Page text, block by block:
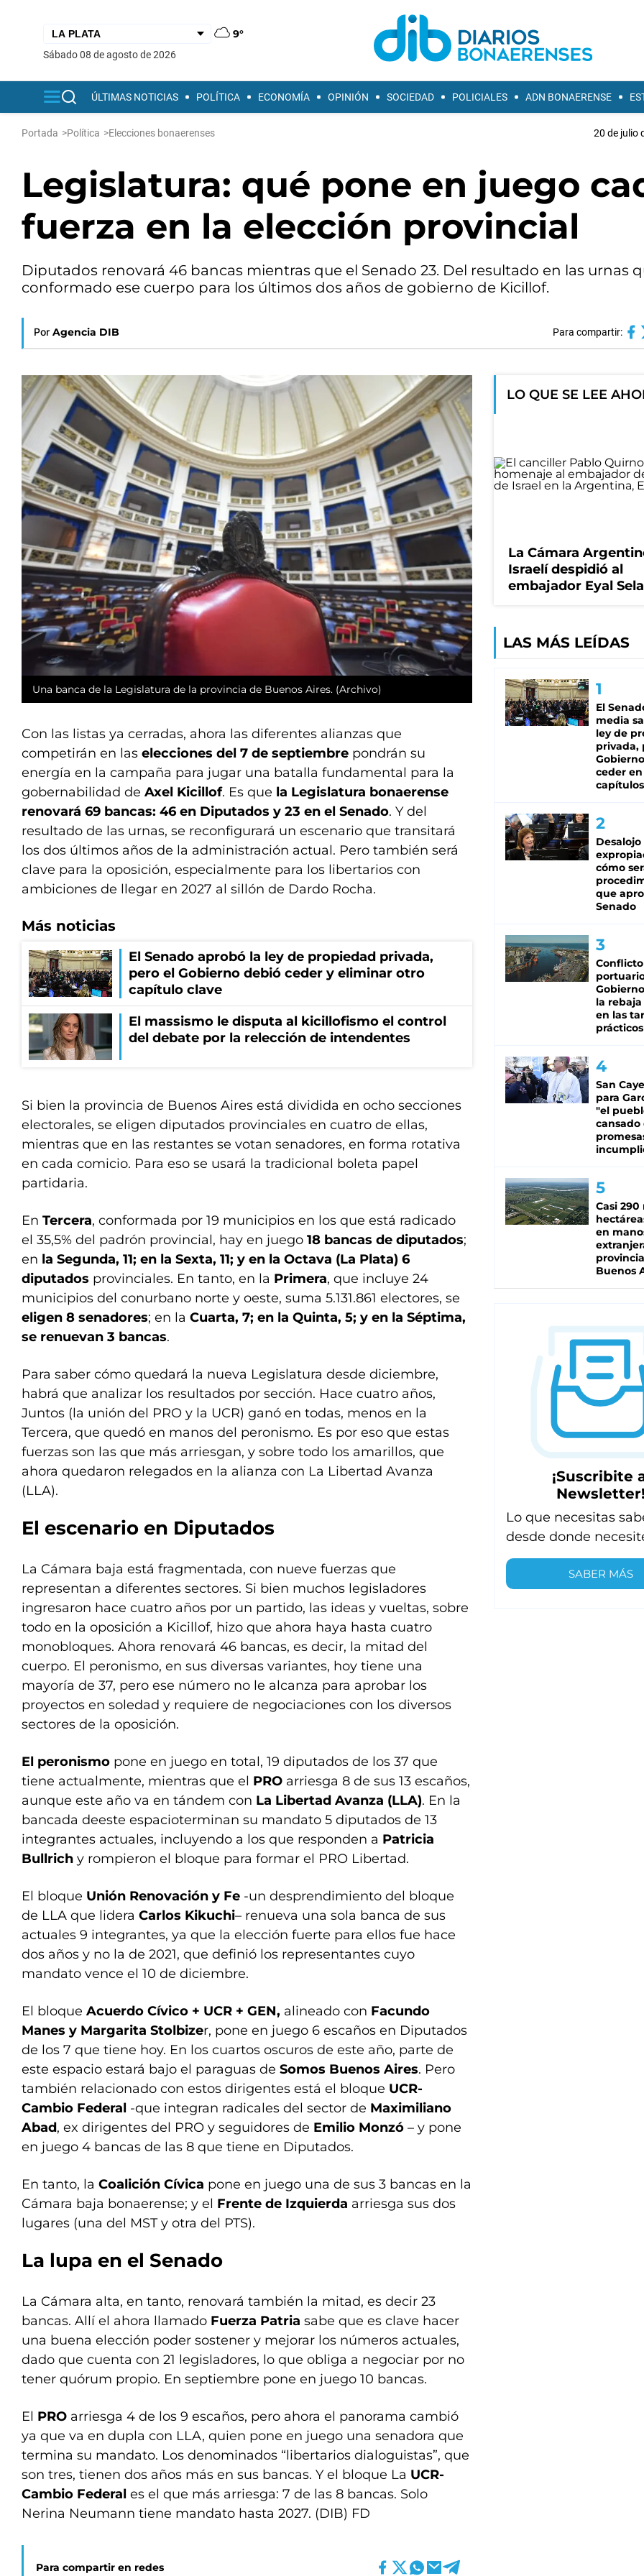
9°
sábado 08 de agosto de 2026
ÚLTIMAS NOTICIAS POLÍTICA ECONOMÍA OPINIÓN SOCIEDAD POLICIALES ADN BONAERENSE
Portada >Política >Elecciones bonaerenses 20 de julio
Legislatura: qué pone en juego
fuerza en la elección provincial
Diputados renovará 46 bancas mientras que el Senado 23. Del resultado en las urnas
conformado ese cuerpo para los últimos dos años de gobierno de Kicillof.
Por Agencia DIB Para compartir:
Una banca de la Legislatura de la provincia de Buenos Aires. (Archivo)
Con las listas ya cerradas, ahora las diferentes alianzas que
competirán en las elecciones del 7 de septiembre pondrán su
energía en la campaña para jugar una batalla fundamental para la
gobernabilidad de Axel Kicillof. Es que la Legislatura bonaerense
renovará 69 bancas: 46 en Diputados y 23 en el Senado. Y del
resultado de las urnas, se reconfigurará un escenario que transitará
los dos últimos años de la administración actual. Pero también será
clave para la oposición, especialmente para los libertarios con
ambiciones de llegar en 2027 al sillón de Dardo Rocha.
Más noticias
El Senado aprobó la ley de propiedad privada,
pero el Gobierno debió ceder y eliminar otro
capítulo clave
El massismo le disputa al kicillofismo el control
del debate por la relección de intendentes
Si bien la provincia de Buenos Aires está dividida en ocho secciones
electorales, se eligen diputados provinciales en cuatro de ellas,
mientras que en las restantes se votan senadores, en forma rotativa
en cada comicio. Para eso se usará la tradicional boleta papel
partidaria.
En Tercera, conformada por 19 municipios en los que está radicado
el 35,5% del padrón provincial, hay en juego 18 bancas de diputados;
en la Segunda, 11; en la Sexta, 11; y en la Octava (La Plata) 6
diputados provinciales. En tanto, en la Primera, que incluye 24
municipios del conurbano norte y oeste, suma 5.131.861 electores, se
eligen 8 senadores; en la Cuarta, 7; en la Quinta, 5; y en la Séptima,
se renuevan 3 bancas.
Para saber cómo quedará la nueva Legislatura desde diciembre,
habrá que analizar los resultados por sección. Hace cuatro años,
Juntos (la unión del PRO y la UCR) ganó en todas, menos en la
Tercera, que quedó en manos del peronismo. Es por eso que estas
fuerzas son las que más arriesgan, y sobre todo los amarillos, que
ahora quedaron relegados en la alianza con La Libertad Avanza
(LLA).
El escenario en Diputados
La Cámara baja está fragmentada, con nueve fuerzas que
representan a diferentes sectores. Si bien muchos legisladores
ingresaron hace cuatro años por un partido, las ideas y vueltas, sobre
todo en la oposición a Kicillof, hizo que ahora haya hasta cuatro
monobloques. Ahora renovará 46 bancas, es decir, la mitad del
cuerpo. El peronismo, en sus diversas variantes, hoy tiene una
mayoría de 37, pero ese número no le alcanza para aprobar los
proyectos en soledad y requiere de negociaciones con los diversos
sectores de la oposición.
El peronismo pone en juego en total, 19 diputados de los 37 que
tiene actualmente, mientras que el PRO arriesga 8 de sus 13 escaños,
aunque este año va en tándem con La Libertad Avanza (LLA). En la
bancada deeste espacioterminan su mandato 5 diputados de 13
integrantes actuales, incluyendo a los que responden a Patricia
Bullrich y rompieron el bloque para formar el PRO Libertad.
El bloque Unión Renovación y Fe -un desprendimiento del bloque
de LLA que lidera Carlos Kikuchi– renueva una sola banca de sus
actuales 9 integrantes, ya que la elección fuerte para ellos fue hace
dos años y no la de 2021, que definió los representantes cuyo
mandato vence el 10 de diciembre.
El bloque Acuerdo Cívico + UCR + GEN, alineado con Facundo
Manes y Margarita Stolbizer, pone en juego 6 escaños en Diputados
de los 7 que tiene hoy. En los cuartos oscuros de este año, parte de
este espacio estará bajo el paraguas de Somos Buenos Aires. Pero
también relacionado con estos dirigentes está el bloque UCR-
Cambio Federal -que integran radicales del sector de Maximiliano
Abad, ex dirigentes del PRO y seguidores de Emilio Monzó – y pone
en juego 4 bancas de las 8 que tiene en Diputados.
En tanto, la Coalición Cívica pone en juego una de sus 3 bancas en la
Cámara baja bonaerense; y el Frente de Izquierda arriesga sus dos
lugares (una del MST y otra del PTS).
La lupa en el Senado
La Cámara alta, en tanto, renovará también la mitad, es decir 23
bancas. Allí el ahora llamado Fuerza Patria sabe que es clave hacer
una buena elección poder sostener y mejorar los números actuales,
dado que cuenta con 21 legisladores, lo que obliga a negociar por no
tener quórum propio. En septiembre pone en juego 10 bancas.
El PRO arriesga 4 de los 9 escaños, pero ahora el panorama cambió
ya que va en dupla con LLA, quien pone en juego una senadora que
termina su mandato. Los denominados “libertarios dialoguistas”, que
son tres, tienen dos años más en sus bancas. Y el bloque La UCR-
Cambio Federal es el que más arriesga: 7 de las 8 bancas. Solo
Nerina Neumann tiene mandato hasta 2027. (DIB) FD
Para compartir en redes
LO QUE SE LEE
La Cámara
Israelí despidió al
embajador Eyal Sela
LAS MÁS LEÍDAS
El
media
ley de
privada,
ceder
capítulos
cómo
que
Senado
Conflicto
la rebaja
en las
prácticos
San
para
"el
cansado
Casi 290
en
Buenos
¡Suscribite
Newsletter!
Lo que necesitas
desde donde
SABER MÁS